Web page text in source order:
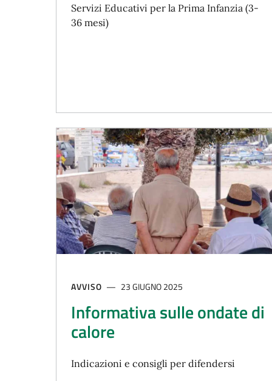
Servizi Educativi per la Prima Infanzia (3-
36 mesi)
AVVISO 23 GIUGNO 2025
Informativa sulle ondate di
calore
Indicazioni e consigli per difendersi